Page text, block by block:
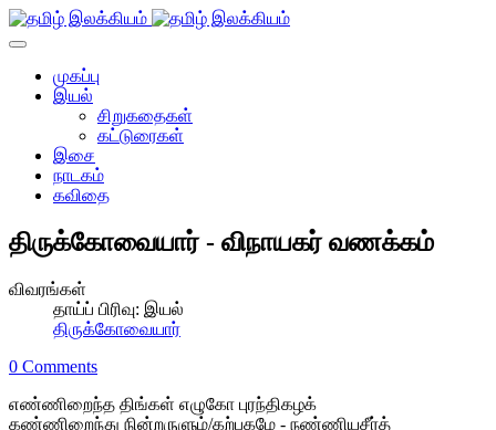
முகப்பு
இயல்
சிறுகதைகள்
கட்டுரைகள்
இசை
நாடகம்
கவிதை
திருக்கோவையார் - விநாயகர் வணக்கம்
விவரங்கள்
தாய்ப் பிரிவு: இயல்
திருக்கோவையார்
0 Comments
எண்ணிறைந்த திங்கள் எழுகோ புரந்திகழக்
கண்ணிறைந்து நின்றருளும்/கற்பகமே - நண்ணியசீர்த்